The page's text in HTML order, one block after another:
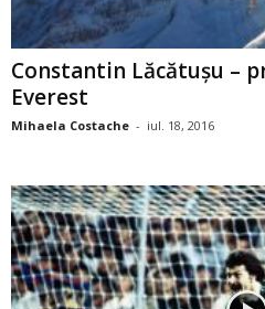
Constantin Lăcătuşu –
Everest
Mihaela Costache - iul. 18, 2016